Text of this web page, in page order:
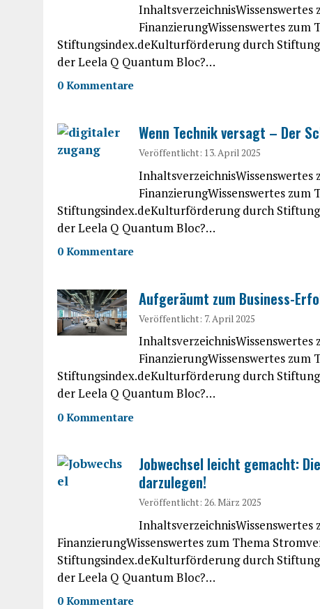
InhaltsverzeichnisWissenswertes
FinanzierungWissenswertes
Stiftungsindex.deKulturförderung durch
der Leela Q Quantum Bloc?…
0 Kommentare
Wenn Technik versagt – Der
Veröffentlicht: 13. April 2025
InhaltsverzeichnisWissenswertes
FinanzierungWissenswertes
Stiftungsindex.deKulturförderung durch
der Leela Q Quantum Bloc?…
0 Kommentare
Aufgeräumt zum Business-
Veröffentlicht: 7. April 2025
InhaltsverzeichnisWissenswertes
FinanzierungWissenswertes
Stiftungsindex.deKulturförderung durch
der Leela Q Quantum Bloc?…
0 Kommentare
Jobwechsel leicht gemacht:
darzulegen!
Veröffentlicht: 26. März 2025
InhaltsverzeichnisWissenswertes
FinanzierungWissenswertes zum Thema
Stiftungsindex.deKulturförderung durch
der Leela Q Quantum Bloc?…
0 Kommentare